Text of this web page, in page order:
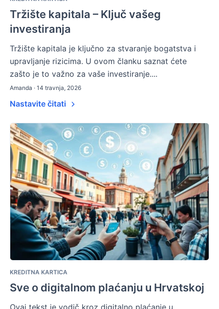
Tržište kapitala – Ključ vašeg
investiranja
Tržište kapitala je ključno za stvaranje bogatstva i
upravljanje rizicima. U ovom članku saznat ćete
zašto je to važno za vaše investiranje....
Amanda · 14 travnja, 2026
Nastavite čitati
KREDITNA KARTICA
Sve o digitalnom plaćanju u Hrvatskoj
Ovaj tekst je vodič kroz digitalno plaćanje u